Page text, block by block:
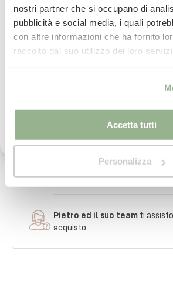
nostri partner che si occupano di
pubblicità e social media, i quali
con altre informazioni che ha fornito
raccolto dal suo utilizzo dei loro servizi.
Accetta tutti
Personalizza
Per saperne di più
Pagain comode rate con
Per saperne di più
imballaggiosicuro al 100%
Pietro ed il suo team ti
acquisto
La tua email
Iscrivimi
vostra Privacy Policy ed acconsento
comunicazioni tramite newsletter.